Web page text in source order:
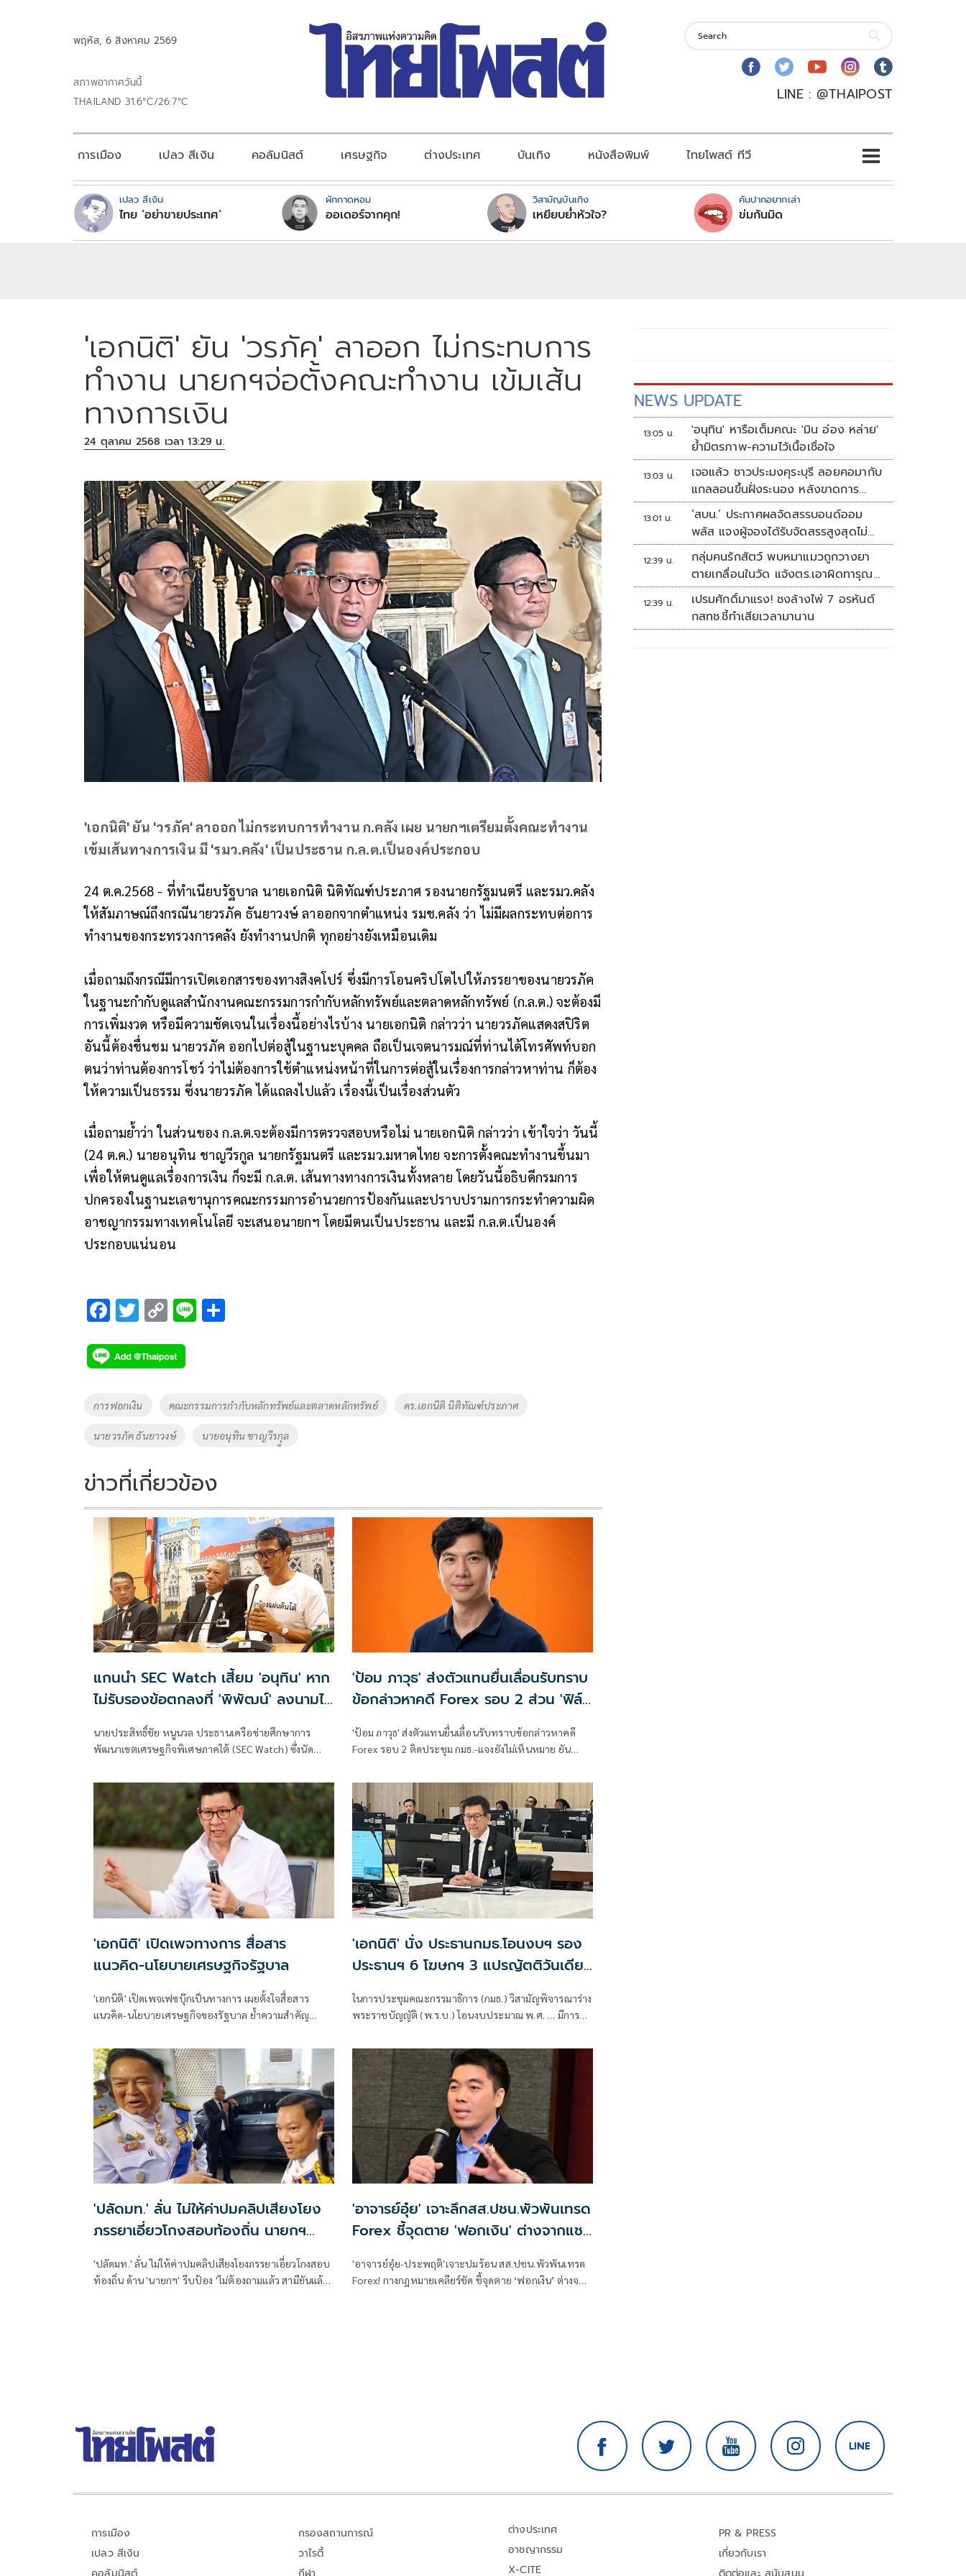
พฤหัส, 6 สิงหาคม 2569
สภาพอากาศวันนี้
THAILAND 31.6°C/26.7°C
LINE : @THAIPOST
การเมือง เปลว สีเงิน คอลัมนิสต์ เศรษฐกิจ ต่างประเทศ บันเทิง หนังสือพิมพ์ ไทยโพสต์ ทีวี
เปลว สีเงิน
ไทย ‘อย่าขายประเทศ’
ผักกาดหอม
ออเดอร์จากคุก!
วิสามัญบันเทิง
เหยียบย่ำหัวใจ?
คันปากอยากเล่า
ข่มกันมิด
'เอกนิติ' ยัน 'วรภัค' ลาออก ไม่กระทบการ
ทำงาน นายกฯจ่อตั้งคณะทำงาน เข้มเส้น
ทางการเงิน
24 ตุลาคม 2568 เวลา 13:29 น.
'เอกนิติ' ยัน 'วรภัค' ลาออก ไม่กระทบการทำงาน ก.คลัง เผย นายกฯเตรียมตั้งคณะทำงาน
เข้มเส้นทางการเงิน มี 'รมว.คลัง' เป็นประธาน ก.ล.ต.เป็นองค์ประกอบ
24 ต.ค.2568 - ที่ทำเนียบรัฐบาล นายเอกนิติ นิติทัณฑ์ประภาศ รองนายกรัฐมนตรี และรมว.คลัง
ให้สัมภาษณ์ถึงกรณีนายวรภัค ธันยาวงษ์ ลาออกจากตำแหน่ง รมช.คลัง ว่า ไม่มีผลกระทบต่อการ
ทำงานของกระทรวงการคลัง ยังทำงานปกติ ทุกอย่างยังเหมือนเดิม
เมื่อถามถึงกรณีมีการเปิดเอกสารของทางสิงคโปร์ ซึ่งมีการโอนคริปโตไปให้ภรรยาของนายวรภัค
ในฐานะกำกับดูแลสำนักงานคณะกรรมการกำกับหลักทรัพย์และตลาดหลักทรัพย์ (ก.ล.ต.) จะต้องมี
การเพิ่มงวด หรือมีความชัดเจนในเรื่องนี้อย่างไรบ้าง นายเอกนิติ กล่าวว่า นายวรภัคแสดงสปิริต
อันนี้ต้องชื่นชม นายวรภัค ออกไปต่อสู้ในฐานะบุคคล ถือเป็นเจตนารมณ์ที่ท่านได้โทรศัพท์บอก
ตนว่าท่านต้องการโชว์ ว่าไม่ต้องการใช้ตำแหน่งหน้าที่ในการต่อสู้ในเรื่องการกล่าวหาท่าน ก็ต้อง
ให้ความเป็นธรรม ซึ่งนายวรภัค ได้แถลงไปแล้ว เรื่องนี้เป็นเรื่องส่วนตัว
เมื่อถามย้ำว่า ในส่วนของ ก.ล.ต.จะต้องมีการตรวจสอบหรือไม่ นายเอกนิติ กล่าวว่า เข้าใจว่า วันนี้
(24 ต.ค.) นายอนุทิน ชาญวีรกูล นายกรัฐมนตรี และรมว.มหาดไทย จะการตั้งคณะทำงานขึ้นมา
เพื่อให้ตนดูแลเรื่องการเงิน ก็จะมี ก.ล.ต. เส้นทางทางการเงินทั้งหลาย โดยวันนี้อธิบดีกรมการ
ปกครองในฐานะเลขานุการคณะกรรมการอำนวยการป้องกันและปราบปรามการกระทำความผิด
อาชญากรรมทางเทคโนโลยี จะเสนอนายกฯ โดยมีตนเป็นประธาน และมี ก.ล.ต.เป็นองค์
ประกอบแน่นอน
F
e
b
o
k
T
tt
er
C
p
y
Li
n
k
Li
Tags
การฟอกเงิน คณะกรรมการกำกับหลักทรัพย์และตลาดหลักทรัพย์ ดร.เอกนิติ นิติทัณฑ์ประภาศ
นายวรภัค ธันยาวงษ์ นายอนุทิน ชาญวีรกุูล
ข่าวที่เกี่ยวข้อง
แกนนำ SEC Watch เสี้ยม 'อนุทิน' หาก
ไม่รับรองข้อตกลงที่ 'พิพัฒน์' ลงนามไว้
แสดงว่า 2 คนนี้หักกัน
นายประสิทธิ์ชัย หนูนวล ประธานเครือข่ายศึกษาการ
พัฒนาเขตเศรษฐกิจพิเศษภาคใต้ (SEC Watch) ซึ่งนัด
นายอนุทิน ชาญวีรกูล นายกรัฐมนตรี และรัฐมนตรีว่าการ
กระทรวงมหาดไทย เมื่อวัน 4ส.ค.ที่ผ่านมา
'ป้อม ภาวุธ' ส่งตัวแทนยื่นเลื่อนรับทราบ
ข้อกล่าวหาคดี Forex รอบ 2 ส่วน 'ฟิล์ม
'ป้อม ภาวุธ' ส่งตัวแทนยื่นเลื่อนรับทราบข้อกล่าวหาคดี
Forex รอบ 2 ติดประชุม กมธ.-แจงยังไม่เห็นหมาย ยัน
ไร้การติดต่อขอเลื่อนหมายเรียกครั้งแรก
'เอกนิติ' เปิดเพจทางการ สื่อสาร
แนวคิด-นโยบายเศรษฐกิจรัฐบาล
'เอกนิติ' เปิดเพจเฟซบุ๊กเป็นทางการ เผยตั้งใจสื่อสาร
แนวคิด-นโยบายเศรษฐกิจของรัฐบาล ย้ำความสำคัญ
สร้างความมั่นคงเศรษฐกิจด้วยการลงทุน
'เอกนิติ' นั่ง ประธานกมธ.โอนงบฯ รอง
ประธานฯ 6 โฆษกฯ 3 แปรญัตติวันเดียว
ในการประชุมคณะกรรมาธิการ (กมธ.) วิสามัญพิจารณาร่าง
พระราชบัญญัติ (พ.ร.บ.) โอนงบประมาณ พ.ศ. … มีการ
ภาศ รองนายกรัฐมนตรีและรัฐมนตรีว่าการกระทรวงการ
คลัง เป็นประธานกมธ
'ปลัดมท.' ลั่น ไม่ให้ค่าปมคลิปเสียงโยง
ภรรยาเอี่ยวโกงสอบท้องถิ่น นายกฯ
โดดป้องด้วย
'ปลัดมท.' ลั่น ไม่ให้ค่าปมคลิปเสียงโยงภรรยาเอี่ยวโกงสอบ
ท้องถิ่น ด้าน 'นายกฯ' รีบป้อง 'ไม่ต้องถามแล้ว สามียันแล้ว
'อาจารย์อุ๋ย' เจาะลึกสส.ปชน.พัวพันเทรด
Forex ชี้จุดตาย 'ฟอกเงิน' ต่างจากแชร์
'อาจารย์อุ๋ย-ประพฤติ'เจาะปมร้อน สส.ปชน.พัวพันเทรด
Forex! กางกฎหมายเคลียร์ชัด ชี้จุดตาย ‘ฟอกเงิน’ ต่างจาก
NEWS UPDATE
13:05 น.
'อนุทิน' หารือเต็มคณะ 'มิน อ่อง หล่าย'
ย้ำมิตรภาพ-ความไว้เนื้อเชื่อใจ
13:03 น.
เจอแล้ว ชาวประมงคุระบุรี ลอยคอมากับ
แกลลอนขึ้นฝั่งระนอง หลังขาดการ
ติดต่อหลายวัน
13:01 น.
‘สบน.’ ประกาศผลจัดสรรบอนด์ออม
พลัส แจงผู้จองได้รับจัดสรรสูงสุดไม่
เกิน117,000บาท
12:39 น.
กลุ่มคนรักสัตว์ พบหมาแมวถูกวางยา
ตายเกลื่อนในวัด แจ้งตร.เอาผิดทารุณ
สัตว์
12:39 น.
เปรมศักดิ์มาแรง! ชงล้างไพ่ 7 อรหันต์
กสทช.ชี้ทำเสียเวลามานาน
การเมือง
เปลว สีเงิน
กรองสถานการณ์
วาไรตี้
ต่างประเทศ
อาชญากรรม
X-CITE
PR & PRESS
เกี่ยวกับเรา